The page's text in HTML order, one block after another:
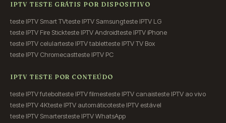
IPTV TESTE GRÁTIS POR DISPOSITIVO
teste IPTV Smart TVteste IPTV Samsungteste IPTV LG
teste IPTV Fire Stickteste IPTV Androidteste IPTV iPhone
teste IPTV celularteste IPTV tabletteste IPTV TV Box
teste IPTV Chromecastteste IPTV PC
IPTV TESTE POR CONTEÚDO
teste IPTV futebolteste IPTV filmesteste IPTV canaisteste IPTV ao vivo
teste IPTV 4Kteste IPTV automáticoteste IPTV estável
teste IPTV Smartersteste IPTV WhatsApp